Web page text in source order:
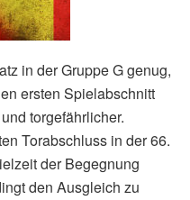
in der Gruppe G genug,
ersten Spielabschnitt
torgefährlicher.
Torabschluss in der 66.
der Begegnung
den Ausgleich zu